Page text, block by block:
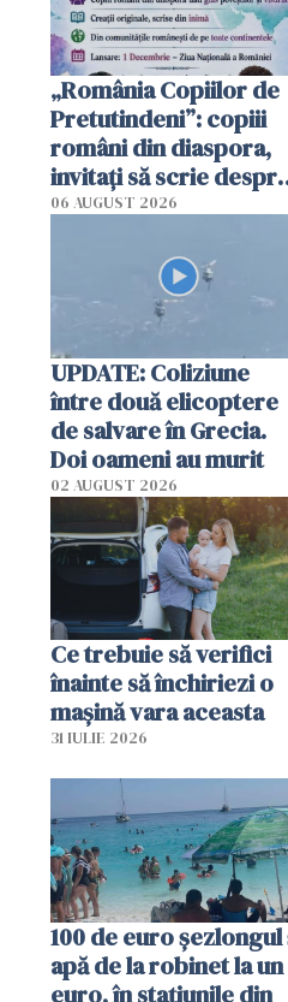
„România Copiilor de
Pretutindeni”: copiii
români din diaspora,
invitați să scrie
România într-un
06 AUGUST 2026
UPDATE: Coliziune
între două elicoptere
de salvare în Grecia.
Doi oameni au murit
02 AUGUST 2026
Ce trebuie să verifici
înainte să închiriezi o
mașină vara aceasta
31 IULIE 2026
100 de euro șezlongul
apă de la robinet la un
euro, în stațiunile din